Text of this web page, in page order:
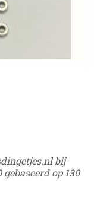
bij
gebaseerd op 130